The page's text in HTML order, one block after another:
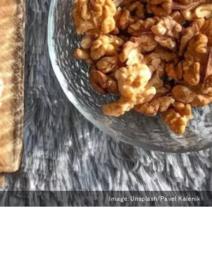
Image:Unsplash/Pavel Kalenik